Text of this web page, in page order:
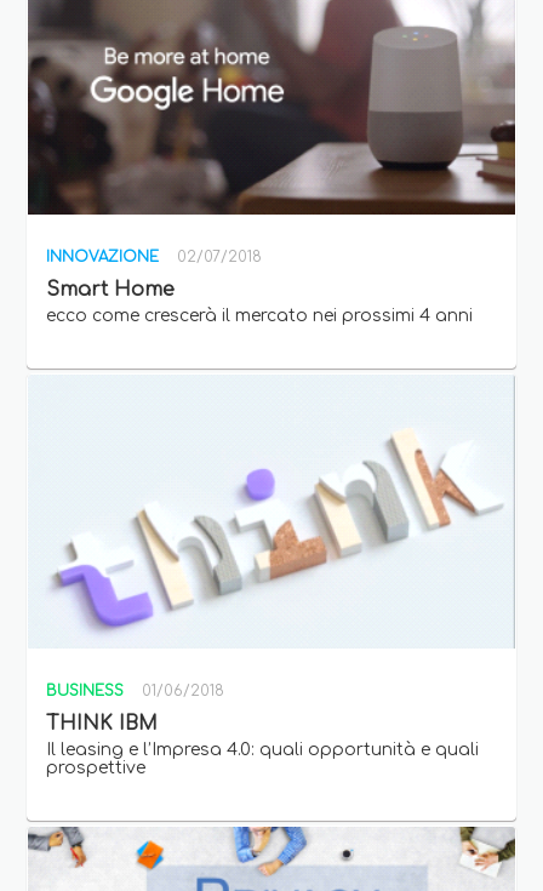
INNOVAZIONE 02/07/2018
Smart Home
ecco come crescerà il mercato nei prossimi 4 anni
BUSINESS 01/06/2018
THINK IBM
Il leasing e l’Impresa 4.0: quali opportunità e quali
prospettive